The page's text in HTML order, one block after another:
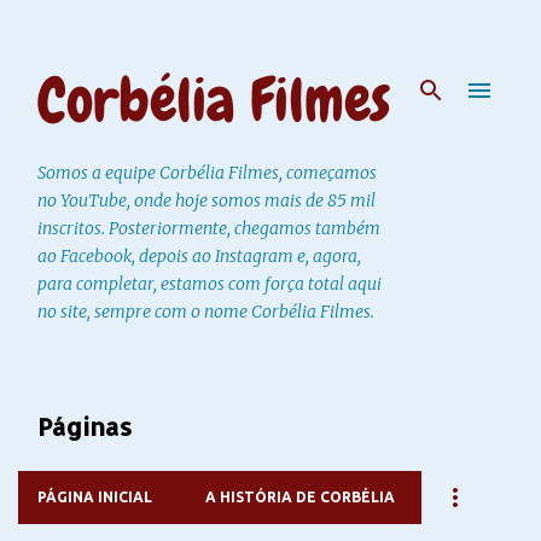
Corbélia Filmes
Somos a equipe Corbélia Filmes, começamos
no YouTube, onde hoje somos mais de 85 mil
inscritos. Posteriormente, chegamos também
ao Facebook, depois ao Instagram e, agora,
para completar, estamos com força total aqui
no site, sempre com o nome Corbélia Filmes.
Páginas
PÁGINA INICIAL A HISTÓRIA DE CORBÉLIA